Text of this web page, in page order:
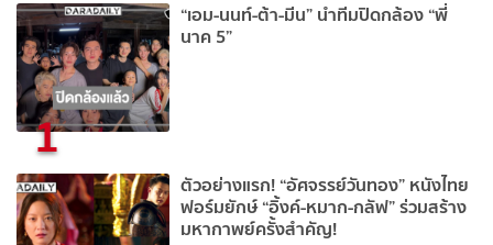
1
“เอม-นนท์-ต้า-มีน” นำทีมปิดกล้อง “พี่
นาค 5”
ตัวอย่างแรก! “อัศจรรย์วันทอง” หนังไทย
ฟอร์มยักษ์ “อิ้งค์-หมาก-กลัฟ” ร่วมสร้าง
มหากาพย์ครั้งสำคัญ!